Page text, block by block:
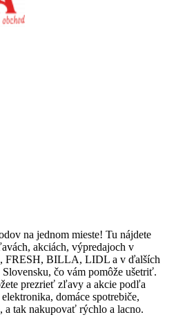
na jednom mieste! Tu nájdete
akciách, výpredajoch v
FRESH, BILLA, LIDL a v ďalších
čo vám pomôže ušetriť.
prezrieť zľavy a akcie podľa
domáce spotrebiče,
a tak nakupovať rýchlo a lacno.